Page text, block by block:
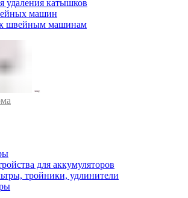
удаления катышков
машин
швейным машинам
для аккумуляторов
тройники, удлинители